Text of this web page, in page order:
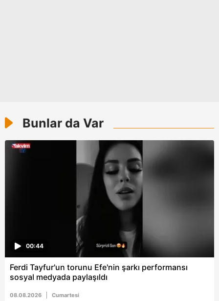
Bunlar da Var
00:44
Ferdi Tayfur'un torunu Efe'nin şarkı performansı
sosyal medyada paylaşıldı
08.08.2026 Cumartesi